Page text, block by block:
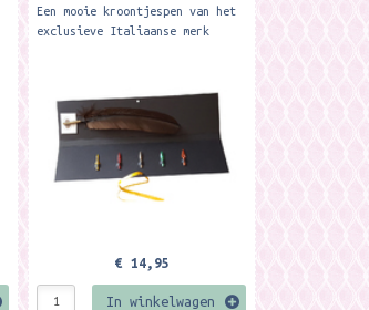
Een mooie kroontjespen van het
exclusieve Italiaanse merk
zwart kartonnen mapje....
€ 14,95
In winkelwagen